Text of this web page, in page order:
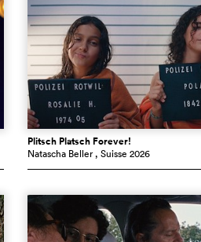
Plitsch Platsch Forever!
Natascha Beller , Suisse 2026